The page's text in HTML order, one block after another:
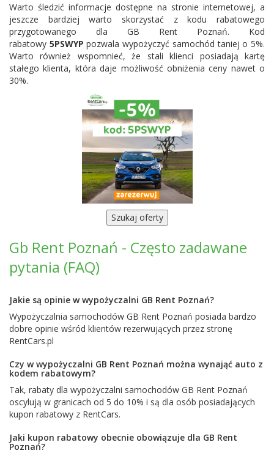
Warto śledzić informacje dostępne na stronie internetowej, a
jeszcze bardziej warto skorzystać z kodu rabatowego
przygotowanego dla GB Rent Poznań. Kod
rabatowy 5PSWYP pozwala wypożyczyć samochód taniej o 5%.
Warto również wspomnieć, że stali klienci posiadają kartę
stałego klienta, która daje możliwość obniżenia ceny nawet o
30%.
Gb Rent Poznań - Często zadawane
pytania (FAQ)
Jakie są opinie w wypożyczalni GB Rent Poznań?
Wypożyczalnia samochodów GB Rent Poznań posiada bardzo
dobre opinie wśród klientów rezerwujących przez stronę
RentCars.pl
Czy w wypożyczalni GB Rent Poznań można wynająć auto z
kodem rabatowym?
Tak, rabaty dla wypożyczalni samochodów GB Rent Poznań
oscylują w granicach od 5 do 10% i są dla osób posiadających
kupon rabatowy z RentCars.
Jaki kupon rabatowy obecnie obowiązuje dla GB Rent
Poznań?